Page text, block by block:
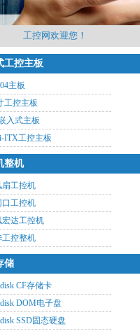
工控网欢迎您！
工控主板
主板
工控主板
入式主板
ITX工控主板
整机
扇工控机
口工控机
宏达工控机
工控整机
储
CF存储卡
DOM电子盘
SSD固态硬盘